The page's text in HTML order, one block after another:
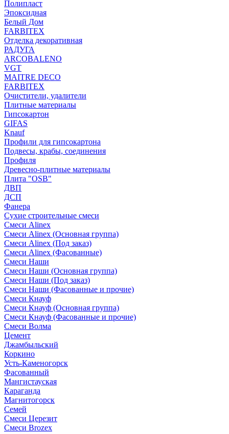
Полипласт
Эпоксидная
Белый Дом
FARBITEX
Отделка декоративная
РАДУГА
ARCOBALENO
VGT
MAITRE DECO
FARBITEX
Очистители, удалители
Плитные материалы
Гипсокартон
GIFAS
Knauf
Профили для гипсокартона
Подвесы, крабы, соединения
Профиля
Древесно-плитные материалы
Плита "OSB"
ДВП
ДСП
Фанера
Сухие строительные смеси
Смеси Alinex
Смеси Alinex (Основная группа)
Смеси Alinex (Под заказ)
Смеси Alinex (Фасованные)
Смеси Наши
Смеси Наши (Основная группа)
Смеси Наши (Под заказ)
Смеси Наши (Фасованные и прочие)
Смеси Кнауф
Смеси Кнауф (Основная группа)
Смеси Кнауф (Фасованные и прочие)
Смеси Волма
Цемент
Джамбыльский
Коркино
Усть-Каменогорск
Фасованный
Мангистауская
Караганда
Магнитогорск
Семей
Смеси Церезит
Смеси Brozex